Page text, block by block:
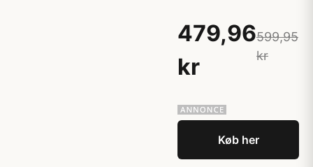
479,96
kr
599,95
kr
Køb her